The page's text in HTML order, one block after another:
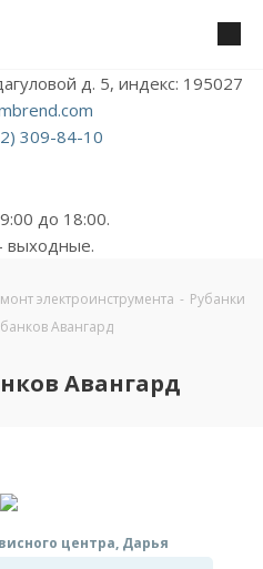
д. 5, индекс: 195027
309-84-10
до 18:00.
выходные.
электроинструмента - Рубанки
Авангард
Авангард
центра, Дарья